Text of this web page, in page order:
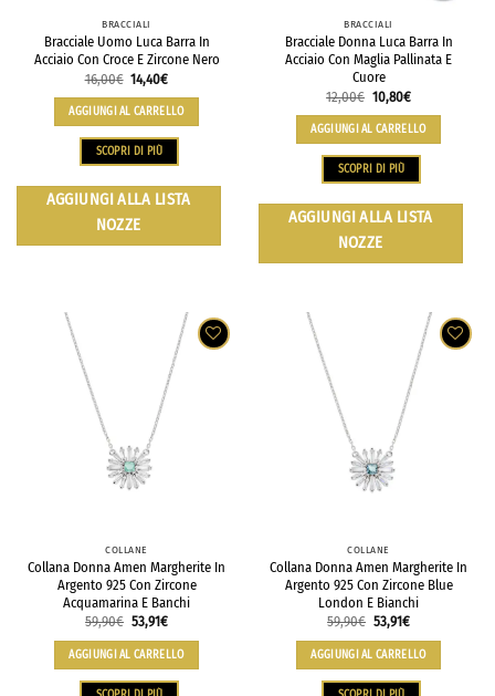
BRACCIALI
Bracciale Uomo Luca Barra In
Acciaio Con Croce E Zircone Nero
16,00€ 14,40€
AGGIUNGI AL CARRELLO
SCOPRI DI PIÙ
AGGIUNGI ALLA LISTA
NOZZE
BRACCIALI
Bracciale Donna Luca Barra In
Acciaio Con Maglia Pallinata E
Cuore
12,00€ 10,80€
AGGIUNGI AL CARRELLO
SCOPRI DI PIÙ
AGGIUNGI ALLA LISTA
NOZZE
COLLANE
Collana Donna Amen Margherite In
Argento 925 Con Zircone
Acquamarina E Banchi
59,90€ 53,91€
AGGIUNGI AL CARRELLO
COLLANE
Collana Donna Amen Margherite In
Argento 925 Con Zircone Blue
London E Bianchi
59,90€ 53,91€
AGGIUNGI AL CARRELLO